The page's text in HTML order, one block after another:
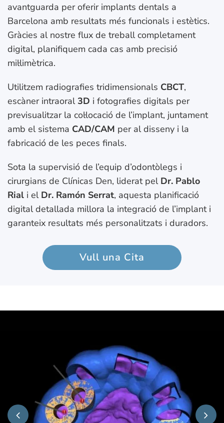
avantguarda per oferir implants dentals a
Barcelona amb resultats més funcionals i estètics.
Gràcies al nostre flux de treball completament
digital, planifiquem cada cas amb precisió
mil·limètrica.
Utilitzem radiografies tridimensionals CBCT,
escàner intraoral3D i fotografies digitals per
previsualitzar la col·locació de l’implant, juntament
amb el sistema CAD/CAM per al disseny i la
fabricació de les peces finals.
Sota la supervisió de l’equip d’odontòlegs i
cirurgians de Clínicas Den, liderat pel Dr. Pablo
Rial i el Dr. Ramón Serrat, aquesta planificació
digital detallada millora la integració de l’implant i
garanteix resultats més personalitzats i duradors.
Vull una Cita